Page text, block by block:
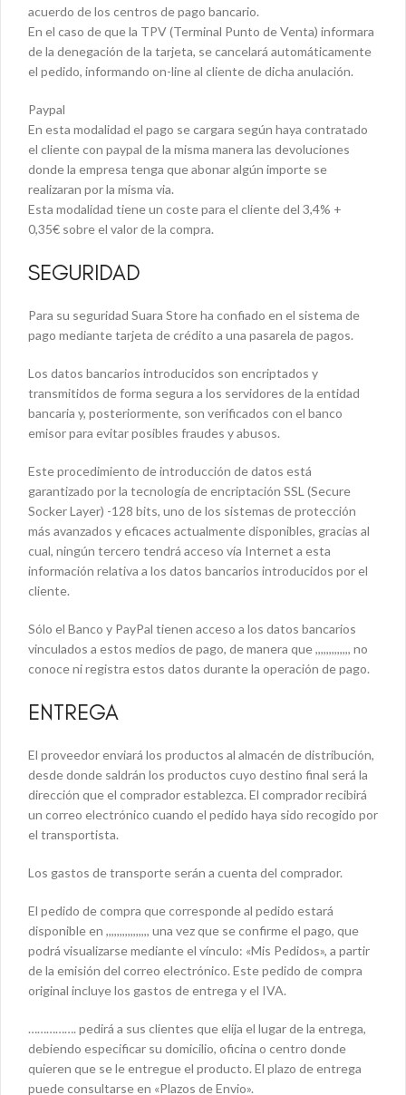
acuerdo de los centros de pago bancario.
En el caso de que la TPV (Terminal Punto de Venta) informara
de la denegación de la tarjeta, se cancelará automáticamente
el pedido, informando on-line al cliente de dicha anulación.
Paypal
En esta modalidad el pago se cargara según haya contratado
el cliente con paypal de la misma manera las devoluciones
donde la empresa tenga que abonar algún importe se
realizaran por la misma via.
Esta modalidad tiene un coste para el cliente del 3,4% +
0,35€ sobre el valor de la compra.
SEGURIDAD
Para su seguridad Suara Store ha confiado en el sistema de
pago mediante tarjeta de crédito a una pasarela de pagos.
Los datos bancarios introducidos son encriptados y
transmitidos de forma segura a los servidores de la entidad
bancaria y, posteriormente, son verificados con el banco
emisor para evitar posibles fraudes y abusos.
Este procedimiento de introducción de datos está
garantizado por la tecnología de encriptación SSL (Secure
Socker Layer) -128 bits, uno de los sistemas de protección
más avanzados y eficaces actualmente disponibles, gracias al
cual, ningún tercero tendrá acceso vía Internet a esta
información relativa a los datos bancarios introducidos por el
cliente.
Sólo el Banco y PayPal tienen acceso a los datos bancarios
vinculados a estos medios de pago, de manera que ,,,,,,,,,,,,, no
conoce ni registra estos datos durante la operación de pago.
ENTREGA
El proveedor enviará los productos al almacén de distribución,
desde donde saldrán los productos cuyo destino final será la
dirección que el comprador establezca. El comprador recibirá
un correo electrónico cuando el pedido haya sido recogido por
el transportista.
Los gastos de transporte serán a cuenta del comprador.
El pedido de compra que corresponde al pedido estará
disponible en ,,,,,,,,,,,,,,,, una vez que se confirme el pago, que
podrá visualizarse mediante el vínculo: «Mis Pedidos», a partir
de la emisión del correo electrónico. Este pedido de compra
original incluye los gastos de entrega y el IVA.
……………. pedirá a sus clientes que elija el lugar de la entrega,
debiendo especificar su domicilio, oficina o centro donde
quieren que se le entregue el producto. El plazo de entrega
puede consultarse en «Plazos de Envio».